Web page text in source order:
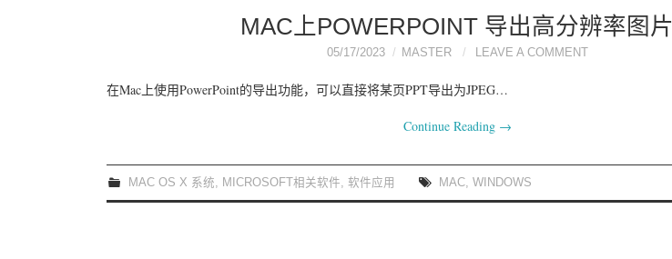
MAC上POWERPOINT 导出高分辨率图片
05/17/2023 MASTER LEAVE A COMMENT
在Mac上使用PowerPoint的导出功能，可以直接将某页PPT导出为JPEG…
Continue Reading →
MAC OS X 系统, MICROSOFT相关软件, 软件应用 MAC, WINDOWS